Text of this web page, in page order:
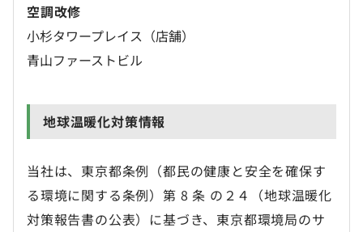
空調改修
小杉タワープレイス（店舗）
青山ファーストビル
地球温暖化対策情報
当社は、東京都条例（都民の健康と安全を確保す
る環境に関する条例）第 8 条 の２４（地球温暖化
対策報告書の公表）に基づき、東京都環境局のサ